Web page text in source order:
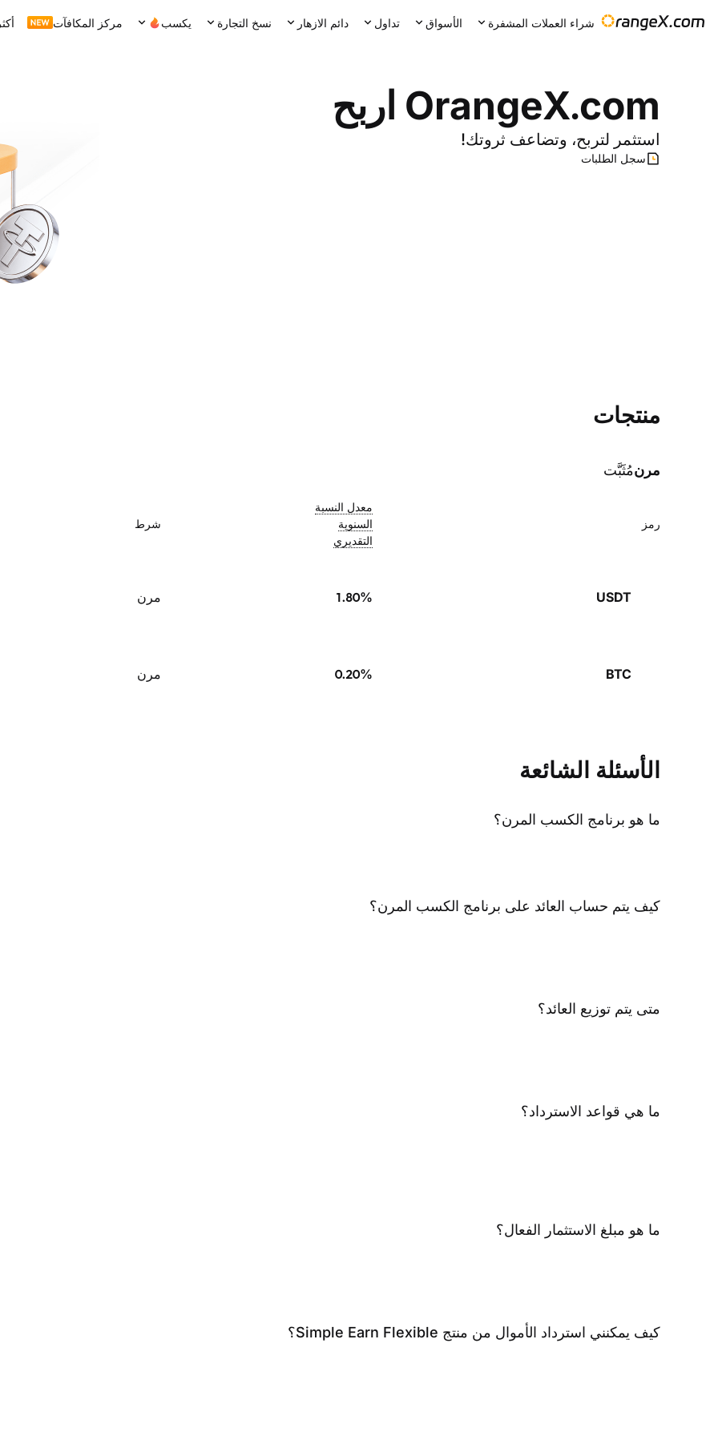
شراء العملات المشفرة الأسواق تداول دائم الازهار نسخ التجارة يكسب مركز المكافآت أكثر
OrangeX.com اربح
استثمر لتربح، وتضاعف ثروتك!
سجل الطلبات
منتجات
مرنمُثَبَّت
رمز
معدل النسبة
السنوية
التقديري
شرط
USDT
1.80% مرن
BTC
0.20% مرن
الأسئلة الشائعة
ما هو برنامج الكسب المرن؟
كيف يتم حساب العائد على برنامج الكسب المرن؟
متى يتم توزيع العائد؟
ما هي قواعد الاسترداد؟
ما هو مبلغ الاستثمار الفعال؟
كيف يمكنني استرداد الأموال من منتج Simple Earn Flexible؟